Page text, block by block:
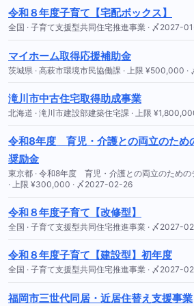
令和８年度子育て【宅配ボックス】
全国 · 子育て支援型共同住宅推進事業 · 〆2027-
マイホーム取得応援補助金
茨城県 · 高萩市環境市民協働課 · 上限 ¥500,000
滝川市中古住宅取得助成事業
北海道 · 滝川市建設部建築住宅課 · 上限
令和8年度 育児・介護との両立のため
奨励金
東京都 · 令和8年度 育児・介護との両立のため
· 上限 ¥300,000 · 〆2027-02-26
令和８年度子育て【改修型】
全国 · 子育て支援型共同住宅推進事業 · 〆2027-
令和８年度子育て【建設型】初年度
全国 · 子育て支援型共同住宅推進事業 · 〆2027-
福岡市三世代同居・近居住替え支援事業